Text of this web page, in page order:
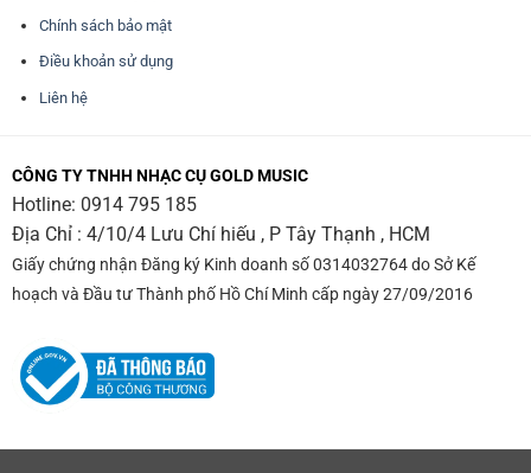
Chính sách bảo mật
Điều khoản sử dụng
Liên hệ
CÔNG TY TNHH NHẠC CỤ GOLD MUSIC
Hotline: 0914 795 185
Địa Chỉ : 4/10/4 Lưu Chí hiếu , P Tây Thạnh , HCM
Giấy chứng nhận Đăng ký Kinh doanh số 0314032764 do Sở Kế
hoạch và Đầu tư Thành phố Hồ Chí Minh cấp ngày 27/09/2016